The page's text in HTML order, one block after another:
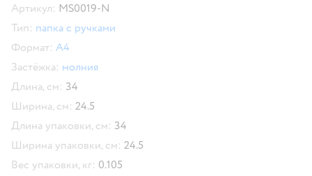
Артикул: MS0019-N
Тип: папка с ручками
Формат: А4
Застёжка: молния
Длина, см: 34
Ширина, см: 24.5
Длина упаковки, см: 34
Ширина упаковки, см: 24.5
Вес упаковки, кг: 0.105